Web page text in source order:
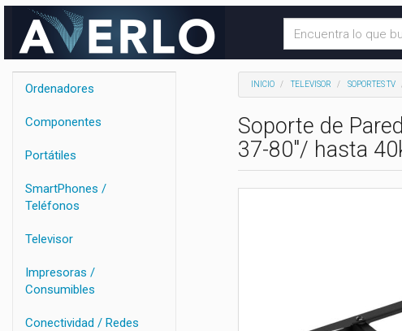
Ordenadores
Componentes
Portátiles
SmartPhones /
Teléfonos
Televisor
Impresoras /
Consumibles
Conectividad / Redes
INICIO TELEVISOR SOPORTES TV
Soporte de
37-80"/ hasta